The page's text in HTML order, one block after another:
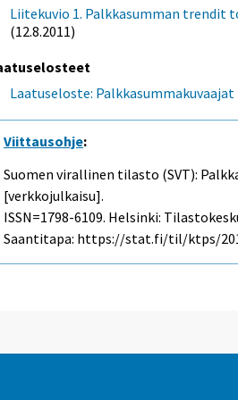
Liitekuvio 1. Palkkasumman trendit
(12.8.2011)
Laatuseloste: Palkkasummakuvaajat
Viittausohje:
Suomen virallinen tilasto (SVT):
[verkkojulkaisu].
ISSN=1798-6109. Helsinki:
Saantitapa: https://stat.fi/til/ktps/